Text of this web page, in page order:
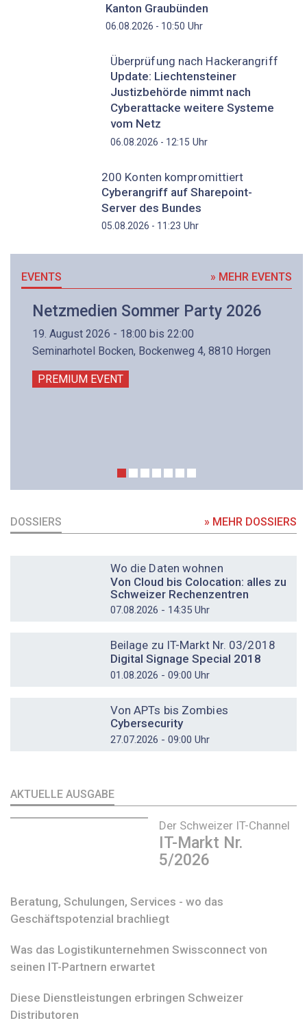
Kanton Graubünden
06.08.2026 - 10:50 Uhr
Überprüfung nach Hackerangriff
Update: Liechtensteiner
Justizbehörde nimmt nach
Cyberattacke weitere Systeme
vom Netz
06.08.2026 - 12:15 Uhr
200 Konten kompromittiert
Cyberangriff auf Sharepoint-
Server des Bundes
05.08.2026 - 11:23 Uhr
EVENTS » MEHR EVENTS
Netzmedien Sommer Party 2026
19. August 2026 - 18:00 bis 22:00
Seminarhotel Bocken, Bockenweg 4, 8810 Horgen
PREMIUM EVENT
DOSSIERS » MEHR DOSSIERS
Wo die Daten wohnen
Von Cloud bis Colocation: alles zu
Schweizer Rechenzentren
07.08.2026 - 14:35 Uhr
Beilage zu IT-Markt Nr. 03/2018
Digital Signage Special 2018
01.08.2026 - 09:00 Uhr
Von APTs bis Zombies
Cybersecurity
27.07.2026 - 09:00 Uhr
AKTUELLE AUSGABE
Der Schweizer IT-Channel
IT-Markt Nr.
5/2026
Beratung, Schulungen, Services - wo das
Geschäftspotenzial brachliegt
Was das Logistikunternehmen Swissconnect von
seinen IT-Partnern erwartet
Diese Dienstleistungen erbringen Schweizer
Distributoren